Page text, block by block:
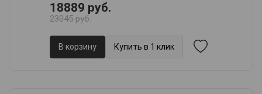
18889 руб.
23045 руб.
В корзину Купить в 1 клик